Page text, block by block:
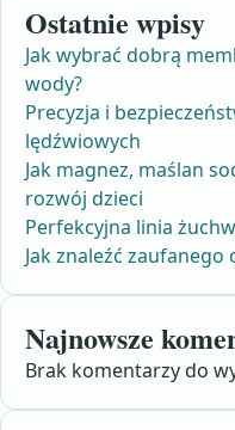
Ostatnie wpisy
Jak wybrać dobrą
wody?
Precyzja i
lędźwiowych
Jak magnez, maślan
rozwój dzieci
Perfekcyjna linia
Jak znaleźć zaufanego
Najnowsze
Brak komentarzy do